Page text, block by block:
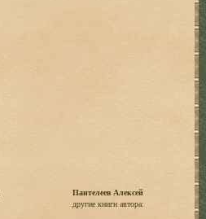
Пантелеев Алексей
другие книги автора: